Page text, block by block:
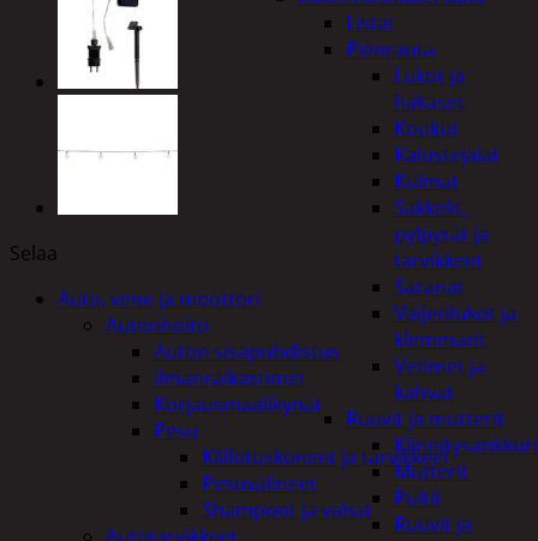
Listat
Pienrauta
Lukot ja
hakaset
Koukut
Kalustejalat
Kulmat
Sakkelit,
pylpyrät ja
tarvikkeet
Saranat
Vaijerilukot ja
klemmarit
Vetimet ja
kahvat
Ruuvit ja mutterit
Mutterit
Pultit
Ruuvit ja
Selaa
Auto, vene ja moottori
Autonhoito
Auton sisäpuhdistus
ilmanraikastimet
Korjausmaalikynät
Pesu
Kiillotuskoneet ja tarvikkeet
Pesuvälineet
Shampoot ja vahat